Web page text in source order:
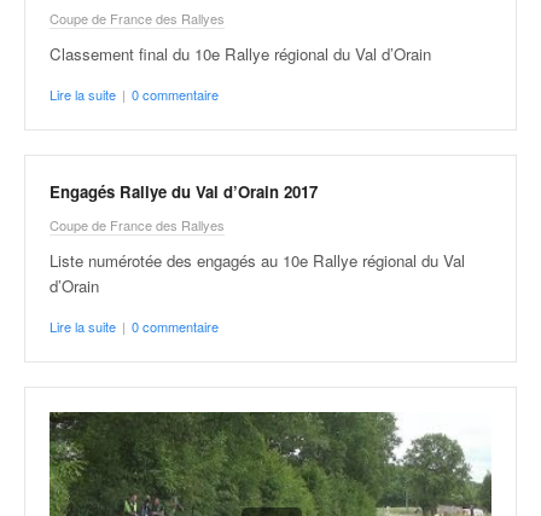
Coupe de France des Rallyes
Classement final du 10e Rallye régional du Val d’Orain
Lire la suite | 0 commentaire
Engagés Rallye du Val d’Orain 2017
Coupe de France des Rallyes
Liste numérotée des engagés au 10e Rallye régional du Val
d’Orain
Lire la suite | 0 commentaire